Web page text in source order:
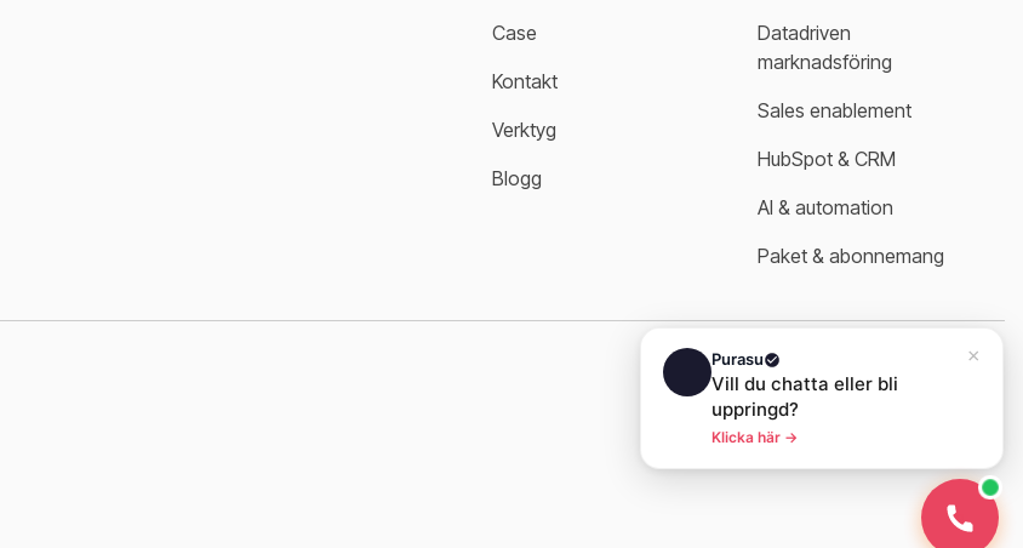
Case
Kontakt
Verktyg
Blogg
Datadriven
marknadsföring
Sales enablement
HubSpot & CRM
AI & automation
Paket & abonnemang